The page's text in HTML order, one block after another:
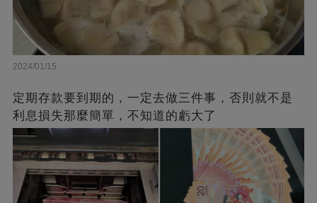
2024/01/15
定期存款要到期的，一定去做三件事，否則就不是
利息損失那麼簡單，不知道的虧大了